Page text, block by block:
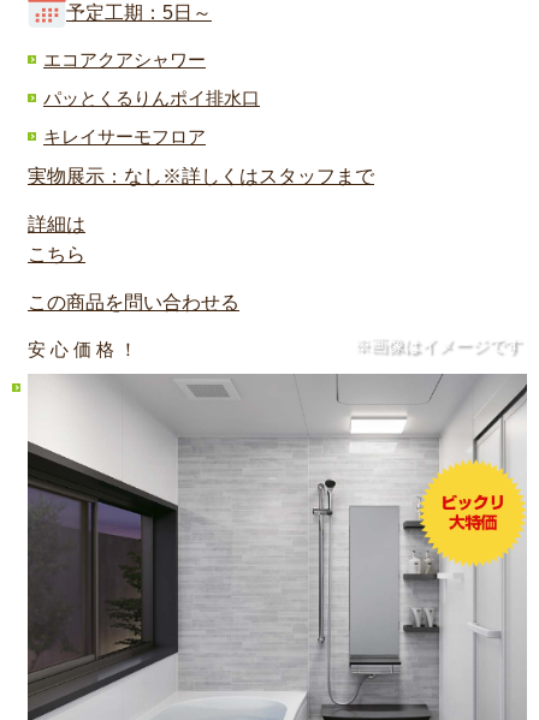
※画像はイメージです
予定工期：5日～
エコアクアシャワー
パッとくるりんポイ排水口
キレイサーモフロア
実物展示：なし※詳しくはスタッフまで
詳細は
こちら
この商品を問い合わせる
安 心 価 格 ！